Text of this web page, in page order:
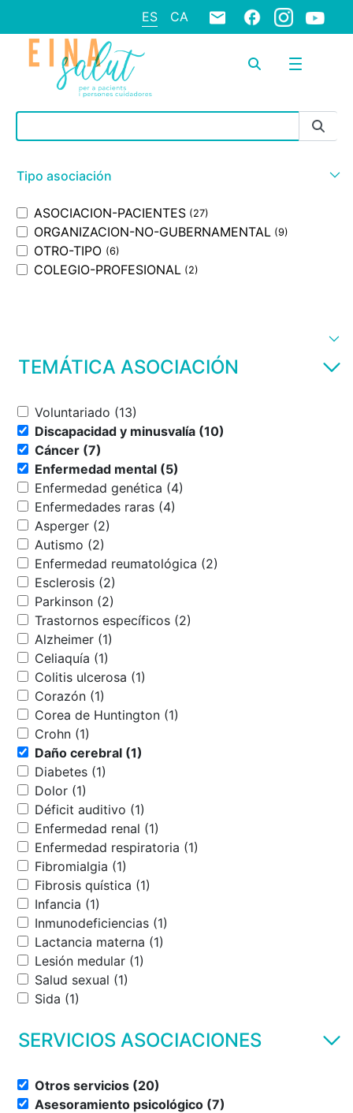
ES CA
Barra de búsqueda
Tipo asociación
ASOCIACION-PACIENTES (27)
ORGANIZACION-NO-GUBERNAMENTAL (9)
OTRO-TIPO (6)
COLEGIO-PROFESIONAL (2)
TEMÁTICA ASOCIACIÓN
Voluntariado (13)
Discapacidad y minusvalía (10)
Cáncer (7)
Enfermedad mental (5)
Enfermedad genética (4)
Enfermedades raras (4)
Asperger (2)
Autismo (2)
Enfermedad reumatológica (2)
Esclerosis (2)
Parkinson (2)
Trastornos específicos (2)
Alzheimer (1)
Celiaquía (1)
Colitis ulcerosa (1)
Corazón (1)
Corea de Huntington (1)
Crohn (1)
Daño cerebral (1)
Diabetes (1)
Dolor (1)
Déficit auditivo (1)
Enfermedad renal (1)
Enfermedad respiratoria (1)
Fibromialgia (1)
Fibrosis quística (1)
Infancia (1)
Inmunodeficiencias (1)
Lactancia materna (1)
Lesión medular (1)
Salud sexual (1)
Sida (1)
SERVICIOS ASOCIACIONES
Otros servicios (20)
Asesoramiento psicológico (7)